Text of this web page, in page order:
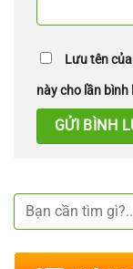
Lưu tên
này cho lần bình